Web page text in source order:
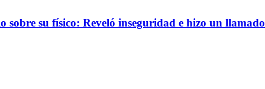
su físico: Reveló inseguridad e hizo un llamado